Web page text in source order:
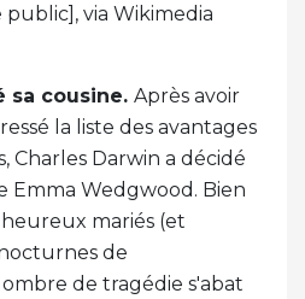
via Wikimedia
sa cousine. Après avoir
la liste des avantages
Charles Darwin a décidé
Emma Wedgwood. Bien
mariés (et
de
de tragédie s'abat